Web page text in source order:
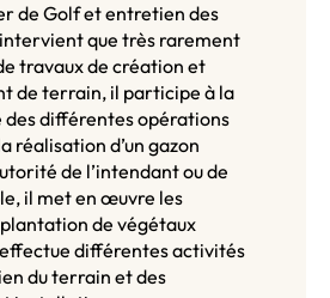
de Golf et entretien des
que très rarement
travaux de création et
de terrain, il participe à la
différentes opérations
réalisation d’un gazon
de l’intendant ou de
il met en œuvre les
de végétaux
différentes activités
du terrain et des